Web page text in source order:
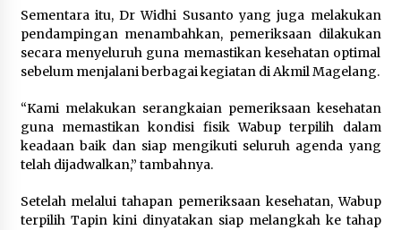
Sementara itu, Dr Widhi Susanto yang juga melakukan
pendampingan menambahkan, pemeriksaan dilakukan
secara menyeluruh guna memastikan kesehatan optimal
sebelum menjalani berbagai kegiatan di Akmil Magelang.
“Kami melakukan serangkaian pemeriksaan kesehatan
guna memastikan kondisi fisik Wabup terpilih dalam
keadaan baik dan siap mengikuti seluruh agenda yang
telah dijadwalkan,” tambahnya.
Setelah melalui tahapan pemeriksaan kesehatan, Wabup
terpilih Tapin kini dinyatakan siap melangkah ke tahap